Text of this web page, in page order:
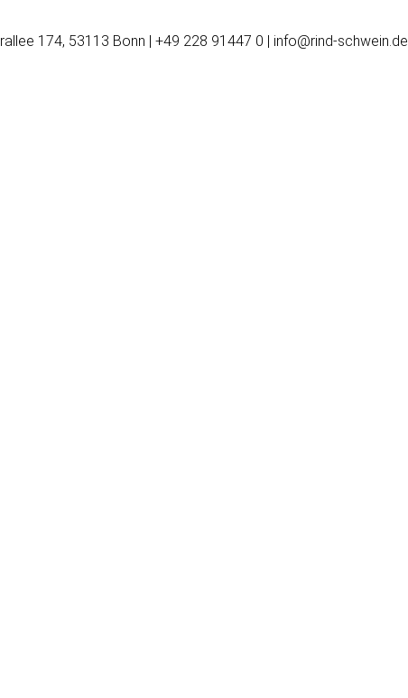
174, 53113 Bonn | +49 228 91447 0 | info@rind-schwein.de